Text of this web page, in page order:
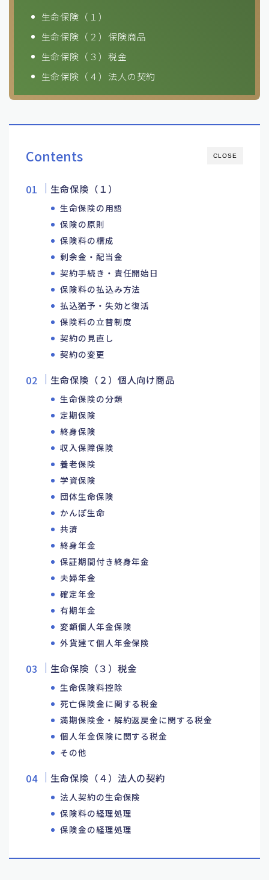
生命保険（１）
生命保険（２）保険商品
生命保険（３）税金
生命保険（４）法人の契約
CLOSE
Contents
生命保険（１）
生命保険の用語
保険の原則
保険料の構成
剰余金・配当金
契約手続き・責任開始日
保険料の払込み方法
払込猶予・失効と復活
保険料の立替制度
契約の見直し
契約の変更
生命保険（２）個人向け商品
生命保険の分類
定期保険
終身保険
収入保障保険
養老保険
学資保険
団体生命保険
かんぽ生命
共済
終身年金
保証期間付き終身年金
夫婦年金
確定年金
有期年金
変額個人年金保険
外貨建て個人年金保険
生命保険（３）税金
生命保険料控除
死亡保険金に関する税金
満期保険金・解約返戻金に関する税金
個人年金保険に関する税金
その他
生命保険（４）法人の契約
法人契約の生命保険
保険料の経理処理
保険金の経理処理